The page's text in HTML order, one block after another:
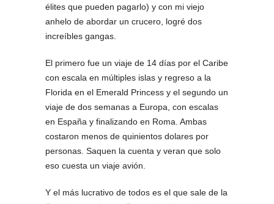
élites que pueden pagarlo) y con mi viejo
anhelo de abordar un crucero, logré dos
increíbles gangas.
El primero fue un viaje de 14 días por el Caribe
con escala en múltiples islas y regreso a la
Florida en el Emerald Princess y el segundo un
viaje de dos semanas a Europa, con escalas
en España y finalizando en Roma. Ambas
costaron menos de quinientos dolares por
personas. Saquen la cuenta y veran que solo
eso cuesta un viaje avión.
Y el más lucrativo de todos es el que sale de la